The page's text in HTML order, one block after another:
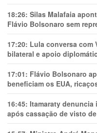
18:26: Silas Malafaia
Flávio Bolsonaro sem
17:20: Lula conversa com
bilateral e apoio
17:01: Flávio Bolsonaro
beneficiam os EUA,
16:45: Itamaraty denuncia
após cassação de visto